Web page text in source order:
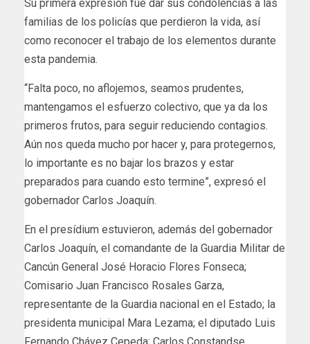
Su primera expresión fue dar sus condolencias a las
familias de los policías que perdieron la vida, así
como reconocer el trabajo de los elementos durante
esta pandemia.
“Falta poco, no aflojemos, seamos prudentes,
mantengamos el esfuerzo colectivo, que ya da los
primeros frutos, para seguir reduciendo contagios.
Aún nos queda mucho por hacer y, para protegernos,
lo importante es no bajar los brazos y estar
preparados para cuando esto termine”, expresó el
gobernador Carlos Joaquín.
En el presídium estuvieron, además del gobernador
Carlos Joaquín, el comandante de la Guardia Militar de
Cancún General José Horacio Flores Fonseca;
Comisario Juan Francisco Rosales Garza,
representante de la Guardia nacional en el Estado; la
presidenta municipal Mara Lezama; el diputado Luis